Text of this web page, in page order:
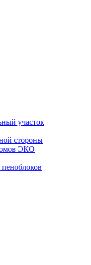
участок
стороны
ЭКО